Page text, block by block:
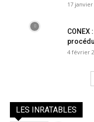
17 janvier
4 février
LES INRATABLES